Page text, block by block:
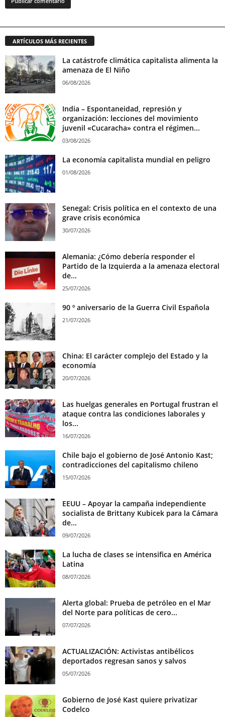
ARTÍCULOS MÁS RECIENTES
La catástrofe climática capitalista alimenta la
amenaza de El Niño
06/08/2026
India – Espontaneidad, represión y
organización: lecciones del movimiento
juvenil «Cucaracha» contra el régimen...
03/08/2026
La economía capitalista mundial en peligro
01/08/2026
Senegal: Crisis política en el contexto de una
grave crisis económica
30/07/2026
Alemania: ¿Cómo debería responder el
Partido de la Izquierda a la amenaza electoral
de...
25/07/2026
90 º aniversario de la Guerra Civil Española
21/07/2026
China: El carácter complejo del Estado y la
economía
20/07/2026
Las huelgas generales en Portugal frustran el
ataque contra las condiciones laborales y
los...
16/07/2026
Chile bajo el gobierno de José Antonio Kast;
contradicciones del capitalismo chileno
15/07/2026
EEUU – Apoyar la campaña independiente
socialista de Brittany Kubicek para la Cámara
de...
09/07/2026
La lucha de clases se intensifica en América
Latina
08/07/2026
Alerta global: Prueba de petróleo en el Mar
del Norte para políticas de cero...
07/07/2026
ACTUALIZACIÓN: Activistas antibélicos
deportados regresan sanos y salvos
05/07/2026
Gobierno de José Kast quiere privatizar
Codelco